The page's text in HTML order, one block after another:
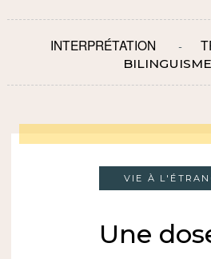
INTERPRÉTATION
BILINGUISME
VIE À
Une